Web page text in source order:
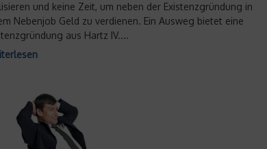
und keine Zeit, um neben der Existenzgründung in
Nebenjob Geld zu verdienen. Ein Ausweg bietet eine
aus Hartz IV....